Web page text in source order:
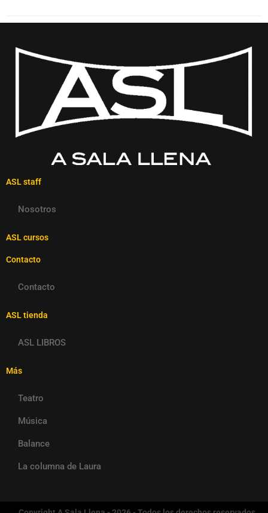
ASL staff
Nosotros
ASL cursos
Contacto
Contacto
ASL tienda
ASL LIBROS
Más
Teatro
Música
Balance
La columna de Laura